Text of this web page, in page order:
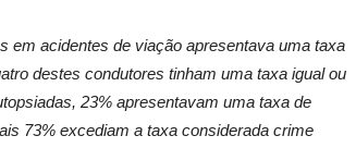
em acidentes de viação apresentava uma taxa
destes condutores tinham uma taxa igual ou
23% apresentavam uma taxa de
73% excediam a taxa considerada crime